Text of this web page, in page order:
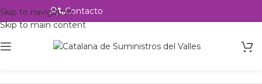
Skip to navigation
Skip to main content
Contacto